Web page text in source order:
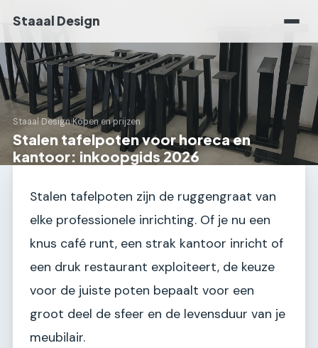
Staaal Design
Staaal Design›Kopen en prijzen
Stalen tafelpoten voor horeca en
kantoor: inkoopgids 2026
Stalen tafelpoten zijn de ruggengraat van
elke professionele inrichting. Of je nu een
knus café runt, een strak kantoor inricht of
een druk restaurant exploiteert, de keuze
voor de juiste poten bepaalt voor een
groot deel de sfeer en de levensduur van je
meubilair.